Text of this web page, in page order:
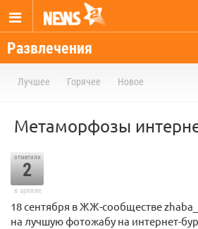
Развлечения
Лучшее Горячее Новое
Метаморфозы
отметили
2
в архиве
18 сентября в ЖЖ-сообществе
на лучшую фотожабу на интернет-